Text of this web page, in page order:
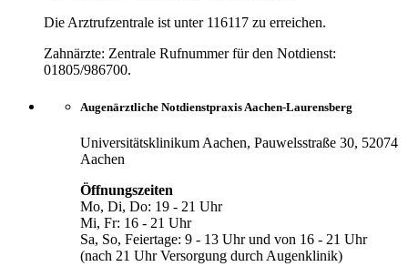
Die Arztrufzentrale ist unter 116117 zu erreichen.
Zahnärzte: Zentrale Rufnummer für den Notdienst:
01805/986700.
Augenärztliche Notdienstpraxis Aachen-Laurensberg
Universitätsklinikum Aachen, Pauwelsstraße 30, 52074
Aachen
Öffnungszeiten
Mo, Di, Do: 19 - 21 Uhr
Mi, Fr: 16 - 21 Uhr
Sa, So, Feiertage: 9 - 13 Uhr und von 16 - 21 Uhr
(nach 21 Uhr Versorgung durch Augenklinik)